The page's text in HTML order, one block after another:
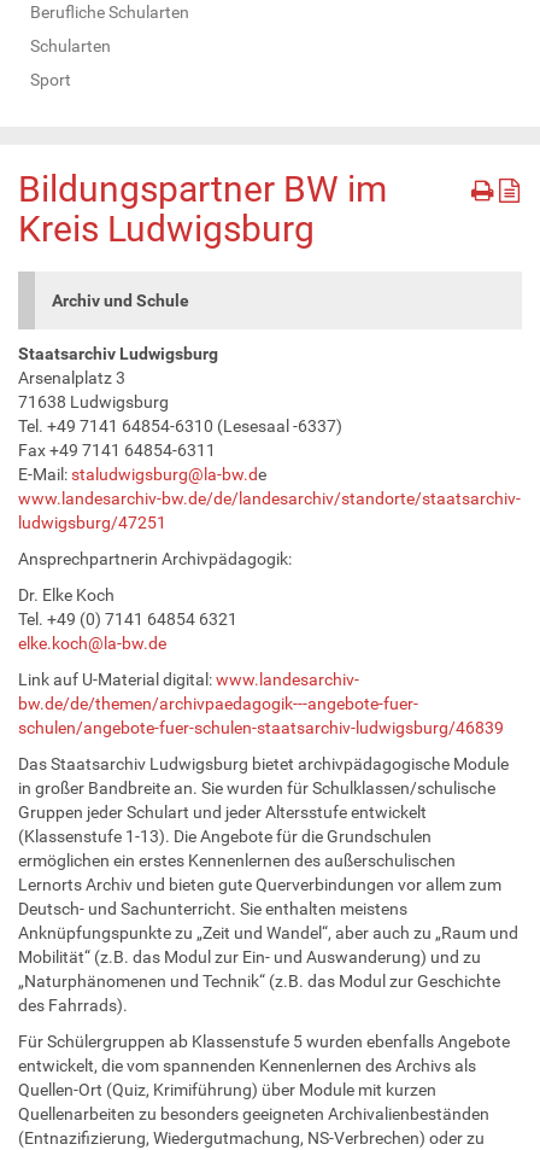
Berufliche Schularten
Schularten
Sport
Bildungspartner BW im
Kreis Ludwigsburg
Archiv und Schule
Staatsarchiv Ludwigsburg
Arsenalplatz 3
71638 Ludwigsburg
Tel. +49 7141 64854-6310 (Lesesaal -6337)
Fax +49 7141 64854-6311
E-Mail:staludwigsburg@la-bw.de
www.landesarchiv-bw.de/de/landesarchiv/standorte/staatsarchiv-
ludwigsburg/47251
Ansprechpartnerin Archivpädagogik:
Dr. Elke Koch
Tel. +49 (0) 7141 64854 6321
elke.koch@la-bw.de
Link auf U-Material digital:www.landesarchiv-
bw.de/de/themen/archivpaedagogik---angebote-fuer-
schulen/angebote-fuer-schulen-staatsarchiv-ludwigsburg/46839
Das Staatsarchiv Ludwigsburg bietet archivpädagogische Module
in großer Bandbreite an. Sie wurden für Schulklassen/schulische
Gruppen jeder Schulart und jeder Altersstufe entwickelt
(Klassenstufe 1-13). Die Angebote für die Grundschulen
ermöglichen ein erstes Kennenlernen des außerschulischen
Lernorts Archiv und bieten gute Querverbindungen vor allem zum
Deutsch- und Sachunterricht. Sie enthalten meistens
Anknüpfungspunkte zu „Zeit und Wandel“, aber auch zu „Raum und
Mobilität“ (z.B. das Modul zur Ein- und Auswanderung) und zu
„Naturphänomenen und Technik“ (z.B. das Modul zur Geschichte
des Fahrrads).
Für Schülergruppen ab Klassenstufe 5 wurden ebenfalls Angebote
entwickelt, die vom spannenden Kennenlernen des Archivs als
Quellen-Ort (Quiz, Krimiführung) über Module mit kurzen
Quellenarbeiten zu besonders geeigneten Archivalienbeständen
(Entnazifizierung, Wiedergutmachung, NS-Verbrechen) oder zu